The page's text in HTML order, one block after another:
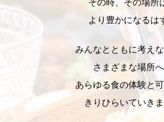
より豊かになるは
みんなとともに考えな
さまざまな場所へ
あらゆる食の体験と
きりひらいていきま